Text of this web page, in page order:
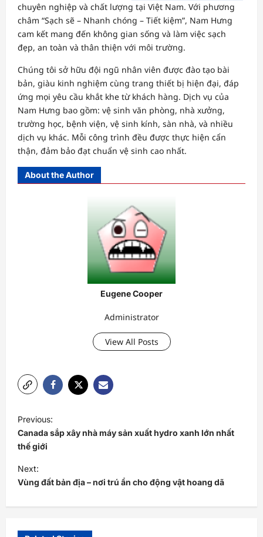
chuyên nghiệp và chất lượng tại Việt Nam. Với phương
châm “Sạch sẽ – Nhanh chóng – Tiết kiệm”, Nam Hưng
cam kết mang đến không gian sống và làm việc sạch
đẹp, an toàn và thân thiện với môi trường.
Chúng tôi sở hữu đội ngũ nhân viên được đào tạo bài
bản, giàu kinh nghiệm cùng trang thiết bị hiện đại, đáp
ứng mọi yêu cầu khắt khe từ khách hàng. Dịch vụ của
Nam Hưng bao gồm: vệ sinh văn phòng, nhà xưởng,
trường học, bệnh viện, vệ sinh kính, sàn nhà, và nhiều
dịch vụ khác. Mỗi công trình đều được thực hiện cẩn
thận, đảm bảo đạt chuẩn vệ sinh cao nhất.
About the Author
Eugene Cooper
Administrator
View All Posts
P
o
s
t
n
a
Previous:
Canada sắp xây nhà máy sản xuất hydro xanh lớn nhất
thế giới
Next:
Vùng đất bản địa – nơi trú ẩn cho động vật hoang dã